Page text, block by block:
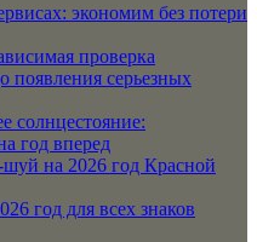
экономим без потери
проверка
серьезных
солнцестояние:
год вперед
на 2026 год Красной
год для всех знаков